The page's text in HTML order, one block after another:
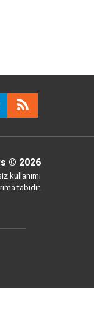
© 2026
kullanımı
tabidir.